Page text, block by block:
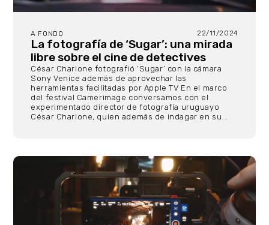
A FONDO 22/11/2024
La fotografía de ‘Sugar’: una mirada
libre sobre el cine de detectives
César Charlone fotografió ‘Sugar’ con la cámara
Sony Venice además de aprovechar las
herramientas facilitadas por Apple TV En el marco
del festival Camerimage conversamos con el
experimentado director de fotografía uruguayo
César Charlone, quien además de indagar en su...